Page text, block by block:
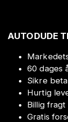
AUTODUDE
60 dages
Sikre
Hurtig
Billig fragt
Gratis